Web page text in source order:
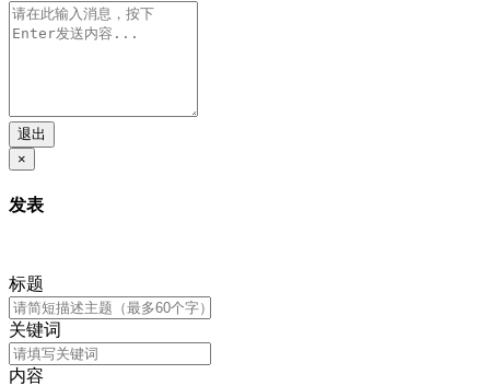
退出
×
发表
标题
关键词
内容